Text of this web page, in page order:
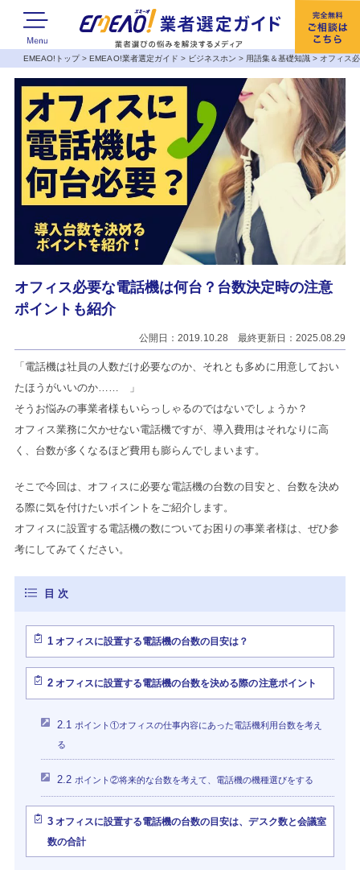
EMEAO!トップ>EMEAO!業者選定ガイド > ビジネスホン > 用語集＆基礎知識 > オフィス
オフィス必要な電話機は何台？台数決定時の注意
ポイントも紹介
公開日：2019.10.28 最終更新日：2025.08.29
「電話機は社員の人数だけ必要なのか、それとも多めに用意しておい
たほうがいいのか…… 」
そうお悩みの事業者様もいらっしゃるのではないでしょうか？
オフィス業務に欠かせない電話機ですが、導入費用はそれなりに高
く、台数が多くなるほど費用も膨らんでしまいます。
そこで今回は、オフィスに必要な電話機の台数の目安と、台数を決め
る際に気を付けたいポイントをご紹介します。
オフィスに設置する電話機の数についてお困りの事業者様は、ぜひ参
考にしてみてください。
1オフィスに設置する電話機の台数の目安は？
2オフィスに設置する電話機の台数を決める際の注意ポイント
2.1
ポイント①オフィスの仕事内容にあった電話機利用台数を考え
る
2.2 ポイント②将来的な台数を考えて、電話機の機種選びをする
3オフィスに設置する電話機の台数の目安は、デスク数と会議室
数の合計